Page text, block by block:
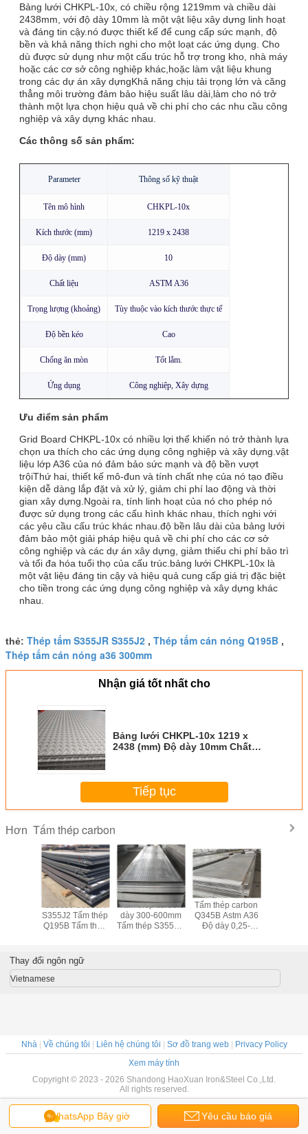
Bảng lưới CHKPL-10x, có chiều rộng 1219mm và chiều dài
2438mm, với độ dày 10mm là một vật liệu xây dựng linh hoạt
và đáng tin cậy.nó được thiết kế để cung cấp sức mạnh, độ
bền và khả năng thích nghi cho một loạt các ứng dụng. Cho
dù được sử dụng như một cấu trúc hỗ trợ trong kho, nhà máy
hoặc các cơ sở công nghiệp khác,hoặc làm vật liệu khung
trong các dự án xây dựngKhả năng chịu tải trọng lớn và căng
thẳng môi trường đảm bảo hiệu suất lâu dài,làm cho nó trở
thành một lựa chọn hiệu quả về chi phí cho các nhu cầu công
nghiệp và xây dựng khác nhau.
Các thông số sản phẩm:
Parameter Thông số kỹ thuật
Tên mô hình CHKPL-10x
Kích thước (mm) 1219 x 2438
Độ dày (mm) 10
Chất liệu ASTM A36
Trọng lượng (khoảng) Tùy thuộc vào kích thước thực tế
Độ bền kéo Cao
Chống ăn mòn Tốt lắm.
Ứng dụng Công nghiệp, Xây dựng
Ưu điểm sản phẩm
Grid Board CHKPL-10x có nhiều lợi thế khiến nó trở thành lựa
chọn ưa thích cho các ứng dụng công nghiệp và xây dựng.vật
liệu lớp A36 của nó đảm bảo sức mạnh và độ bền vượt
trộiThứ hai, thiết kế mô-đun và tính chất nhẹ của nó tạo điều
kiện dễ dàng lắp đặt và xử lý, giảm chi phí lao động và thời
gian xây dựng.Ngoài ra, tính linh hoạt của nó cho phép nó
được sử dụng trong các cấu hình khác nhau, thích nghi với
các yêu cầu cấu trúc khác nhau.độ bền lâu dài của bảng lưới
đảm bảo một giải pháp hiệu quả về chi phí cho các cơ sở
công nghiệp và các dự án xây dựng, giảm thiểu chi phí bảo trì
và tối đa hóa tuổi thọ của cấu trúc.bảng lưới CHKPL-10x là
một vật liệu đáng tin cậy và hiệu quả cung cấp giá trị đặc biệt
cho tiền trong các ứng dụng công nghiệp và xây dựng khác
nhau.
thẻ: Thép tấm S355JR S355J2 , Thép tấm cán nóng Q195B ,
Thép tấm cán nóng a36 300mm
Nhận giá tốt nhất cho
Bảng lưới CHKPL-10x 1219 x
2438 (mm) Độ dày 10mm Chất
Tiếp tục
Hơn Tấm thép carbon
S235J0 S355JR
S355J2 Tấm thép
Q195B Tấm thép
3000mm
Tấm thép carbon
dày 300-600mm
Tấm thép S355JR
Tấm thép carbon
Q345B Astm A36
Độ dày 0,25-
WhatsApp Bây giờ Yêu cầu báo giá
Thay đổi ngôn ngữ
Vietnamese
Nhà| Về chúng tôi | Liên hệ chúng tôi | Sơ đồ trang web| Privacy Policy
Xem máy tính
Copyright © 2023 - 2026 Shandong HaoXuan Iron&Steel Co.,Ltd.
All rights reserved.